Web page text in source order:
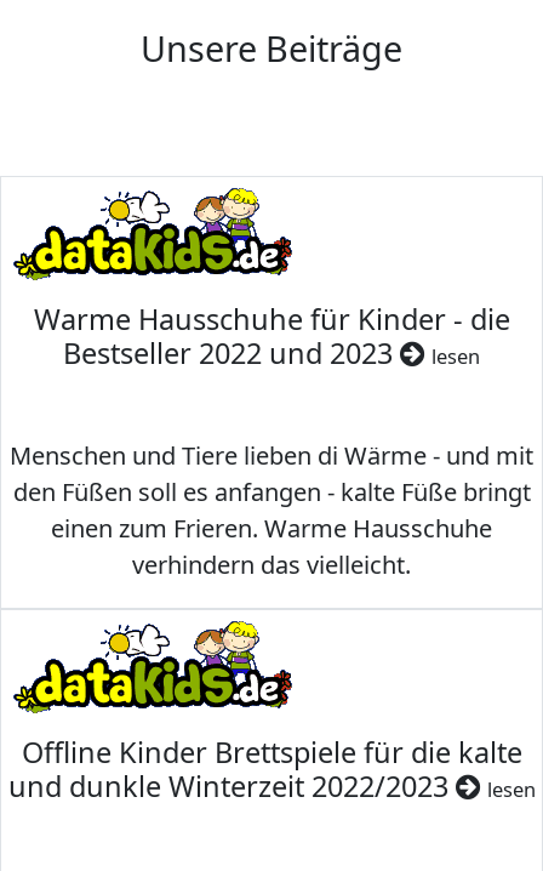
Unsere Beiträge
Warme Hausschuhe für Kinder - die
Bestseller 2022 und 2023
lesen
Menschen und Tiere lieben di Wärme - und mit
den Füßen soll es anfangen - kalte Füße bringt
einen zum Frieren. Warme Hausschuhe
verhindern das vielleicht.
Offline Kinder Brettspiele für die kalte
und dunkle Winterzeit 2022/2023
lesen